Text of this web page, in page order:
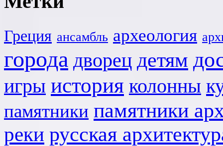
Греция ансамбль археология
города дворец детям
игры история колонны
памятники памятники
реки русская